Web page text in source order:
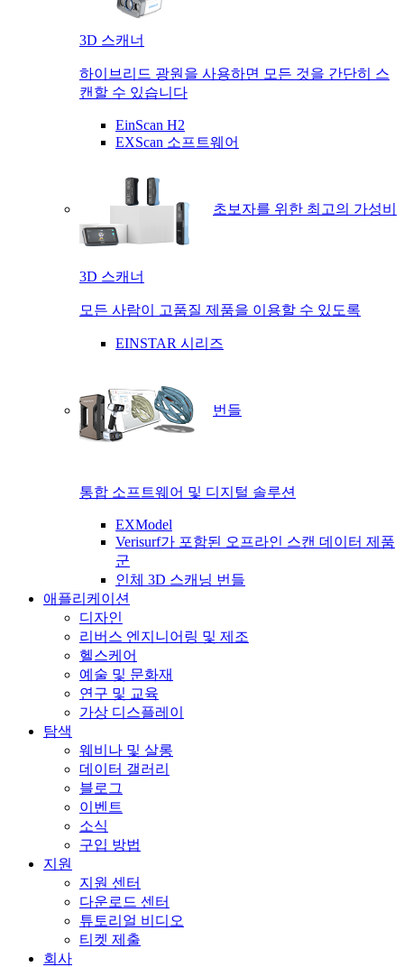
3D 스캐너
하이브리드 광원을 사용하면 모든 것을 간단히 스
캔할 수 있습니다
EinScan H2
EXScan 소프트웨어
초보자를 위한 최고의 가성비
3D 스캐너
모든 사람이 고품질 제품을 이용할 수 있도록
EINSTAR 시리즈
번들
통합 소프트웨어 및 디지털 솔루션
EXModel
Verisurf가 포함된 오프라인 스캔 데이터 제품
군
인체 3D 스캐닝 번들
애플리케이션
디자인
리버스 엔지니어링 및 제조
헬스케어
예술 및 문화재
연구 및 교육
가상 디스플레이
탐색
웨비나 및 살롱
데이터 갤러리
블로그
이벤트
소식
구입 방법
지원
지원 센터
다운로드 센터
튜토리얼 비디오
티켓 제출
회사